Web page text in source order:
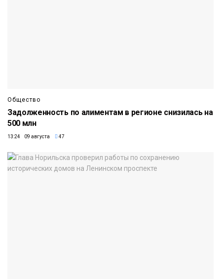
Общество
Задолженность по алиментам в регионе снизилась на
500 млн
13:24 09 августа 47